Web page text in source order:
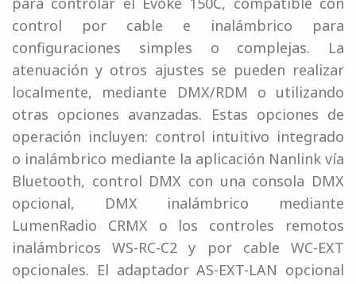
control por cable e inalámbrico para
configuraciones simples o complejas. La
atenuación y otros ajustes se pueden realizar
localmente, mediante DMX/RDM o utilizando
otras opciones avanzadas. Estas opciones de
operación incluyen: control intuitivo integrado
o inalámbrico mediante la aplicación Nanlink vía
Bluetooth, control DMX con una consola DMX
opcional, DMX inalámbrico mediante
LumenRadio CRMX o los controles remotos
inalámbricos WS-RC-C2 y por cable WC-EXT
opcionales. El adaptador AS-EXT-LAN opcional